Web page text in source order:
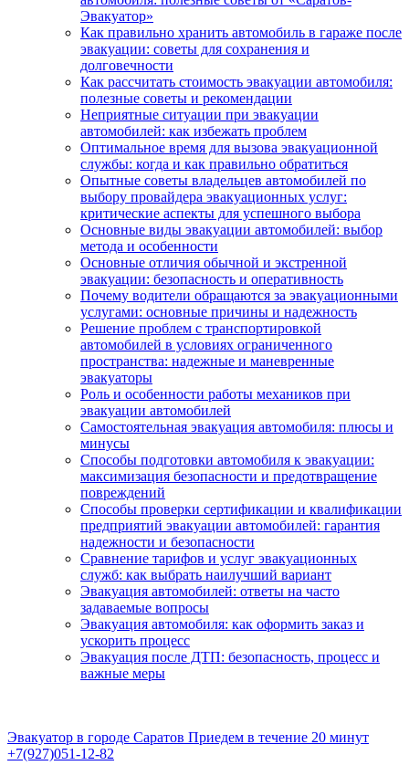
Эвакуатор»
Как правильно хранить автомобиль в гараже после
эвакуации: советы для сохранения и
долговечности
Как рассчитать стоимость эвакуации автомобиля:
полезные советы и рекомендации
Неприятные ситуации при эвакуации
автомобилей: как избежать проблем
Оптимальное время для вызова эвакуационной
службы: когда и как правильно обратиться
Опытные советы владельцев автомобилей по
выбору провайдера эвакуационных услуг:
критические аспекты для успешного выбора
Основные виды эвакуации автомобилей: выбор
метода и особенности
Основные отличия обычной и экстренной
эвакуации: безопасность и оперативность
Почему водители обращаются за эвакуационными
услугами: основные причины и надежность
Решение проблем с транспортировкой
автомобилей в условиях ограниченного
пространства: надежные и маневренные
эвакуаторы
Роль и особенности работы механиков при
эвакуации автомобилей
Самостоятельная эвакуация автомобиля: плюсы и
минусы
Способы подготовки автомобиля к эвакуации:
максимизация безопасности и предотвращение
повреждений
Способы проверки сертификации и квалификации
предприятий эвакуации автомобилей: гарантия
надежности и безопасности
Сравнение тарифов и услуг эвакуационных
служб: как выбрать наилучший вариант
Эвакуация автомобилей: ответы на часто
задаваемые вопросы
Эвакуация автомобиля: как оформить заказ и
ускорить процесс
Эвакуация после ДТП: безопасность, процесс и
важные меры
Эвакуатор в городе Саратов Приедем в течение 20 минут
+7(927)051-12-82